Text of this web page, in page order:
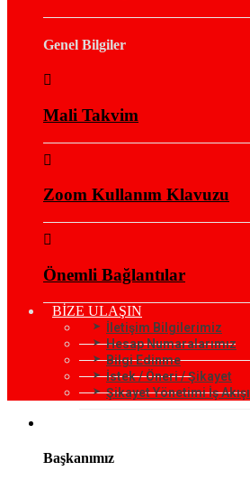
Genel Bilgiler
Mali Takvim
Zoom Kullanım Klavuzu
Önemli Bağlantılar
BİZE ULAŞIN
İletişim Bilgilerimiz
Hesap Numaralarımız
Bilgi Edinme
İstek / Öneri / Şikayet
Şikayet Yönetimi İş Akışı
Başkanımız